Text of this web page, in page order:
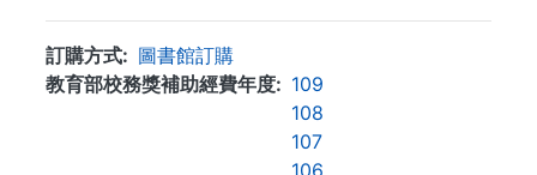
訂購方式
圖書館訂購
教育部校務獎補助經費年度
109
108
107
106